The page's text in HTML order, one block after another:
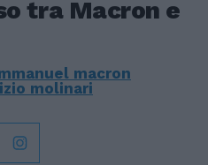
tra Macron e
macron
molinari